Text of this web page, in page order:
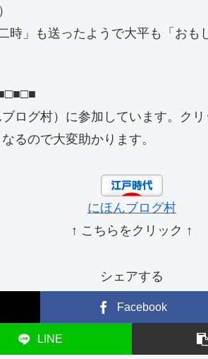
時」も送ったようで大平も「おも
ログ村）に参加しています。ク
るので大変助かります。
にほんブログ村
↑ こちらをクリック ↑
シェアする
Facebook
LINE